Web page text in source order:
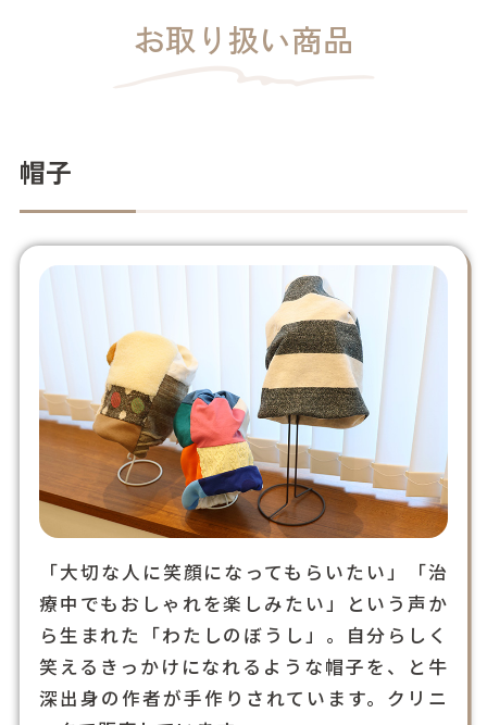
お取り扱い商品
帽子
「大切な人に笑顔になってもらいたい」「治
療中でもおしゃれを楽しみたい」という声か
ら生まれた「わたしのぼうし」。自分らしく
笑えるきっかけになれるような帽子を、と牛
深出身の作者が手作りされています。クリニ